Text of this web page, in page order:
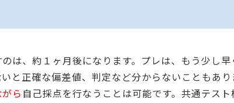
は、約１ヶ月後になります。プレは、もう少し早
と正確な偏差値、判定など分からないこともあ
ら 自己採点を行なうことは可能です。共通テス